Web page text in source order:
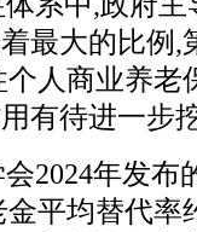
最大的比例,
人商业养老
有待进一步
2024年发布
平均替代率